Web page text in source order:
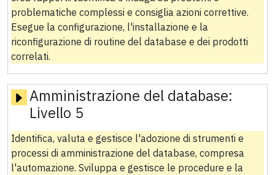
problematiche complessi e consiglia azioni correttive.
Esegue la configurazione, l'installazione e la
riconfigurazione di routine del database e dei prodotti
correlati.
Amministrazione del database:
Livello 5
Identifica, valuta e gestisce l'adozione di strumenti e
processi di amministrazione del database, compresa
l'automazione. Sviluppa e gestisce le procedure e la